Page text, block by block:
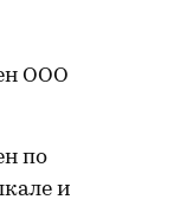
ООО
по
и